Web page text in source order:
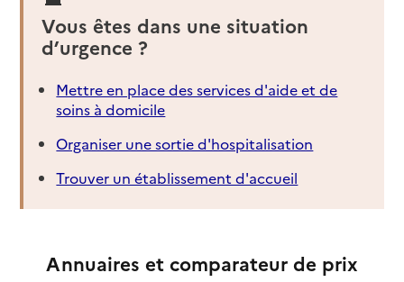
Vous êtes dans une situation
d’urgence ?
Mettre en place des services d'aide et de
soins à domicile
Organiser une sortie d'hospitalisation
Trouver un établissement d'accueil
Annuaires et comparateur de prix